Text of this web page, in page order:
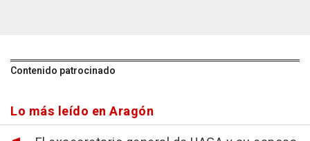
Contenido patrocinado
Lo más leído en Aragón